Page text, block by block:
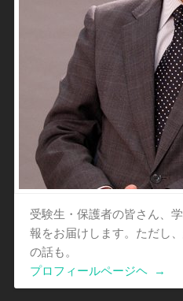
受験生・保護者の皆さん、
報をお届けします。ただし
の話も。
プロフィールページヘ
→